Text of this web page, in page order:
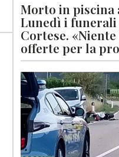
Morto in piscina
Lunedì i
Cortese.
offerte per la